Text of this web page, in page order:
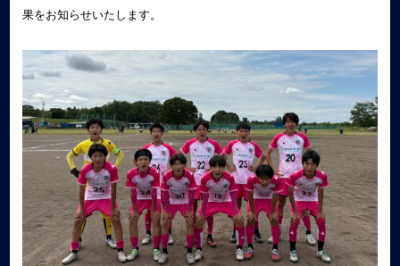
果をお知らせいたします。